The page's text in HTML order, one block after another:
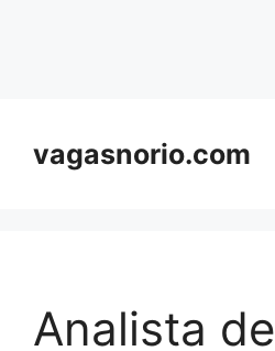
vagasnorio.com
Analista de